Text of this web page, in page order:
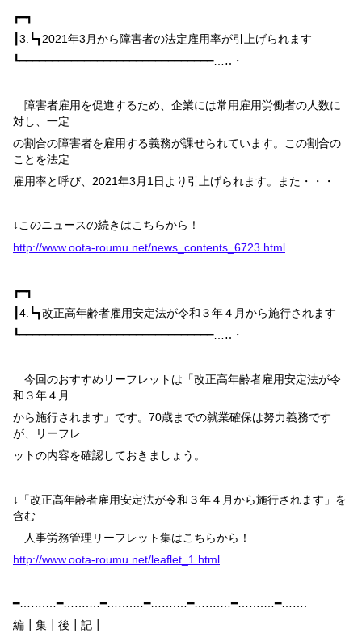
┏━┓
3. ┗┓2021年3 月から障害者の法定雇用率が引上げられます
┗━━━━━━━━━━━━━━━━━━━━━━━━━━━━━━…‥・
障害者雇用を促進するため、企業には常用雇用労働者の人数に
対し、一定
の割合の障害者を雇用する義務が課せられています。この割合の
ことを法定
雇用率と呼び、 2021年3 月 1 日より引上げられます。また・・・
↓このニュースの続きはこちらから！
http://www.oota-roumu.net/news_contents_6723.html
┏━┓
4. ┗┓改正高年齢者雇用安定法が令和３年４月から施行されます
┗━━━━━━━━━━━━━━━━━━━━━━━━━━━━━━…‥・
今回のおすすめリーフレットは「改正高年齢者雇用安定法が令
和３年４月
から施行されます」です。 70歳までの就業確保は努力義務です
が、リーフレ
ットの内容を確認しておきましょう。
↓「改正高年齢者雇用安定法が令和３年４月から施行されます」を
含む
人事労務管理リーフレット集はこちらから！
http://www.oota-roumu.net/leaflet_1.html
━…‥‥…━…‥‥…━…‥‥…━…‥‥…━…‥‥…━…‥‥…━…‥‥
編┃集┃後┃記┃